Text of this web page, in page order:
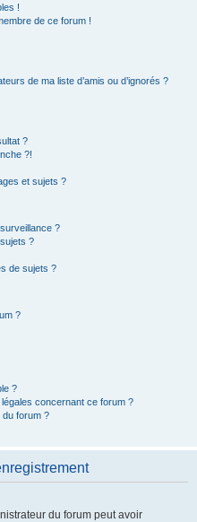
!
de ce forum !
de ma liste d’amis ou d’ignorés ?
?
?!
et sujets ?
?
?
de sujets ?
?
?
concernant ce forum ?
du forum ?
du forum peut avoir